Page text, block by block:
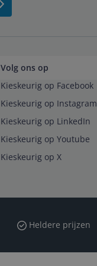
Volg ons op
Kieskeurig op Facebook
Kieskeurig op Instagram
Kieskeurig op LinkedIn
Kieskeurig op Youtube
Kieskeurig op X
Heldere prijzen